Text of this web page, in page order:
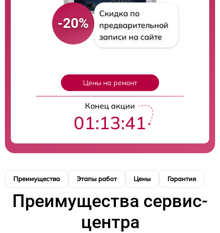
-20%
Скидка по
предварительной
записи на сайте
Цены на ремонт
Конец акции
01:13:40
Преимущества Этапы работ Цены Гарантия
Преимущества сервис-
центра